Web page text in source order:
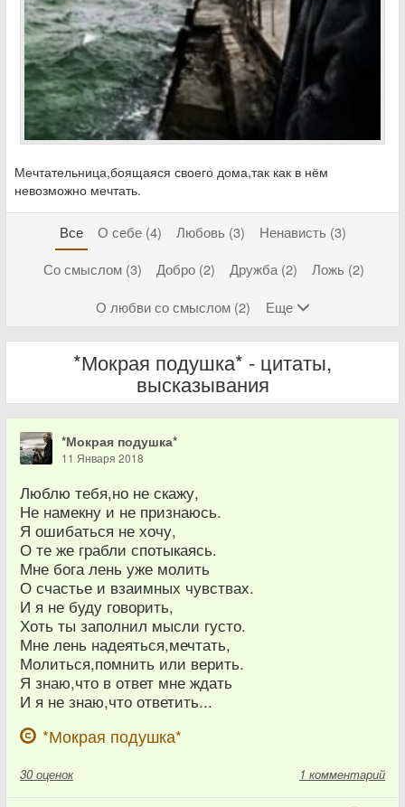
Мечтательница,боящаяся своего дома,так как в нём
невозможно мечтать.
Все О себе (4) Любовь (3)
Ненависть (3)
Со смыслом (3)
Добро (2) Дружба (2)
Ложь (2)
О любви со смыслом (2)
Еще
*Мокрая подушка* - цитаты,
высказывания
*Мокрая подушка*
11 Января 2018
Люблю тебя,но не скажу,
Не намекну и не признаюсь.
Я ошибаться не хочу,
О те же грабли спотыкаясь.
Мне бога лень уже молить
О счастье и взаимных чувствах.
И я не буду говорить,
Хоть ты заполнил мысли густо.
Мне лень надеяться,мечтать,
Молиться,помнить или верить.
Я знаю,что в ответ мне ждать
И я не знаю,что ответить...
*Мокрая подушка*
30 оценок 1 комментарий